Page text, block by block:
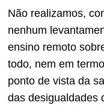
Não realizamos,
nenhum
ensino remoto
todo, nem em
ponto de vista da
das desigualdades